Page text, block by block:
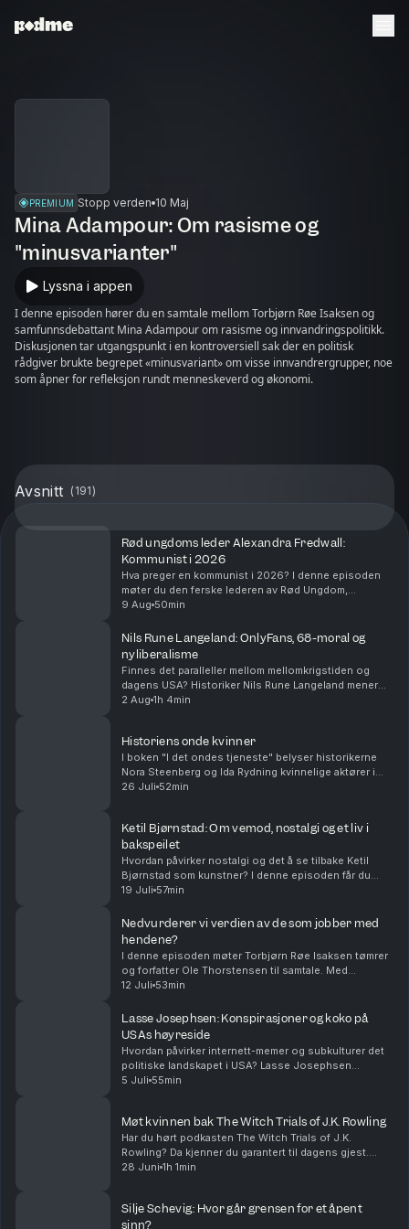
PREMIUM Stopp verden 10 Maj
Mina Adampour: Om rasisme og
"minusvarianter"
Lyssna i appen
I denne episoden hører du en samtale mellom Torbjørn Røe Isaksen og
samfunnsdebattant Mina Adampour om rasisme og innvandringspolitikk.
Diskusjonen tar utgangspunkt i en kontroversiell sak der en politisk
rådgiver brukte begrepet «minusvariant» om visse innvandrergrupper, noe
som åpner for refleksjon rundt menneskeverd og økonomi.
Avsnitt ( 191)
Rød ungdoms leder Alexandra Fredwall:
Kommunist i 2026
Hva preger en kommunist i 2026? I denne episoden
møter du den ferske lederen av Rød Ungdom,
Alexandra Fredwall. Hun mener at sosialisme ikke kan
den d...
9 Aug 50min
Nils Rune Langeland: OnlyFans, 68-moral og
nyliberalisme
Finnes det paralleller mellom mellomkrigstiden og
dagens USA? Historiker Nils Rune Langeland mener
det, og i dagens episode hører du ham i samtale med
2 Aug 1h 4min
Historiens onde kvinner
I boken "I det ondes tjeneste" belyser historikerne
Nora Steenberg og Ida Rydning kvinnelige aktører i
totalitære regimer som nazismen, kommunismen og
26 Juli 52min
Ketil Bjørnstad: Om vemod, nostalgi og et liv i
bakspeilet
Hvordan påvirker nostalgi og det å se tilbake Ketil
Bjørnstad som kunstner? I denne episoden får du
høre Torbjørn Røe Isaksen i møte med multikunstner
19 Juli 57min
Nedvurderer vi verdien av de som jobber med
hendene?
I denne episoden møter Torbjørn Røe Isaksen tømrer
og forfatter Ole Thorstensen til samtale. Med
utgangspunkt i Thorstensens bok, Hendenes metode
12 Juli 53min
Lasse Josephsen: Konspirasjoner og koko på
USAs høyreside
Hvordan påvirker internett-memer og subkulturer det
politiske landskapet i USA? Lasse Josephsen
beskriver seg selv som "ganske storkjefta", mens
5 Juli 55min
Møt kvinnen bak The Witch Trials of J.K. Rowling
Har du hørt podkasten The Witch Trials of J.K.
Rowling? Da kjenner du garantert til dagens gjest.
Megan Phelps-Roper vokste opp i Westboro Baptist
28 Juni 1h 1min
Silje Schevig: Hvor går grensen for et åpent
sinn?